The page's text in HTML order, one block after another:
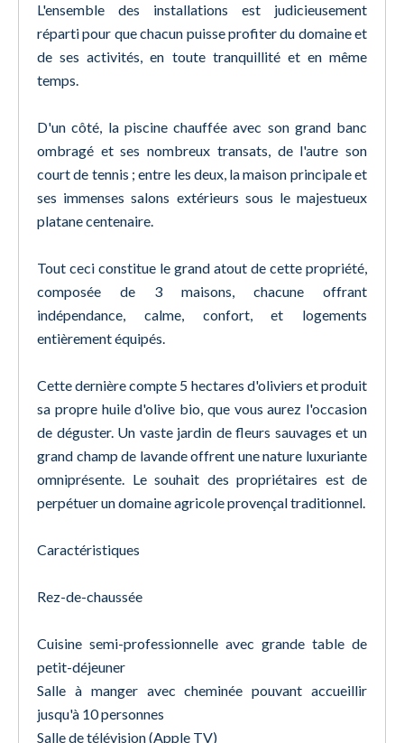
L'ensemble des installations est judicieusement
réparti pour que chacun puisse profiter du domaine et
de ses activités, en toute tranquillité et en même
temps.
D'un côté, la piscine chauffée avec son grand banc
ombragé et ses nombreux transats, de l'autre son
court de tennis ; entre les deux, la maison principale et
ses immenses salons extérieurs sous le majestueux
platane centenaire.
Tout ceci constitue le grand atout de cette propriété,
composée de 3 maisons, chacune offrant
indépendance, calme, confort, et logements
entièrement équipés.
Cette dernière compte 5 hectares d'oliviers et produit
sa propre huile d'olive bio, que vous aurez l'occasion
de déguster. Un vaste jardin de fleurs sauvages et un
grand champ de lavande offrent une nature luxuriante
omniprésente. Le souhait des propriétaires est de
perpétuer un domaine agricole provençal traditionnel.
Caractéristiques
Rez-de-chaussée
Cuisine semi-professionnelle avec grande table de
petit-déjeuner
Salle à manger avec cheminée pouvant accueillir
jusqu'à 10 personnes
Salle de télévision (Apple TV)